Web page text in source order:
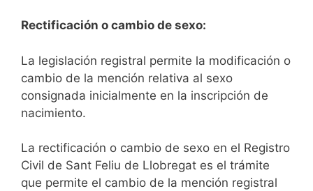
Rectificación o cambio de sexo:
La legislación registral permite la modificación o
cambio de la mención relativa al sexo
consignada inicialmente en la inscripción de
nacimiento.
La rectificación o cambio de sexo en el Registro
Civil de Sant Feliu de Llobregat es el trámite
que permite el cambio de la mención registral